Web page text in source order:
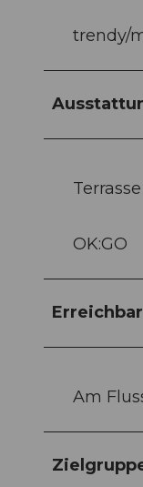
trendy/
Terrasse
OK:GO
Am